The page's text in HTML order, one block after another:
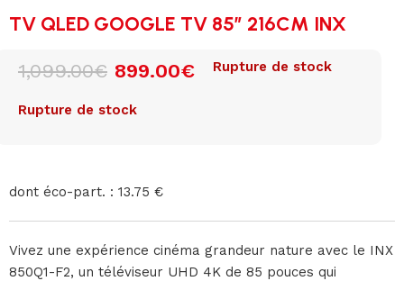
TV QLED GOOGLE TV 85″ 216CM INX
1,099.00€ 899.00€ Rupture de stock
Rupture de stock
dont éco-part. : 13.75 €
Vivez une expérience cinéma grandeur nature avec le INX
850Q1-F2, un téléviseur UHD 4K de 85 pouces qui